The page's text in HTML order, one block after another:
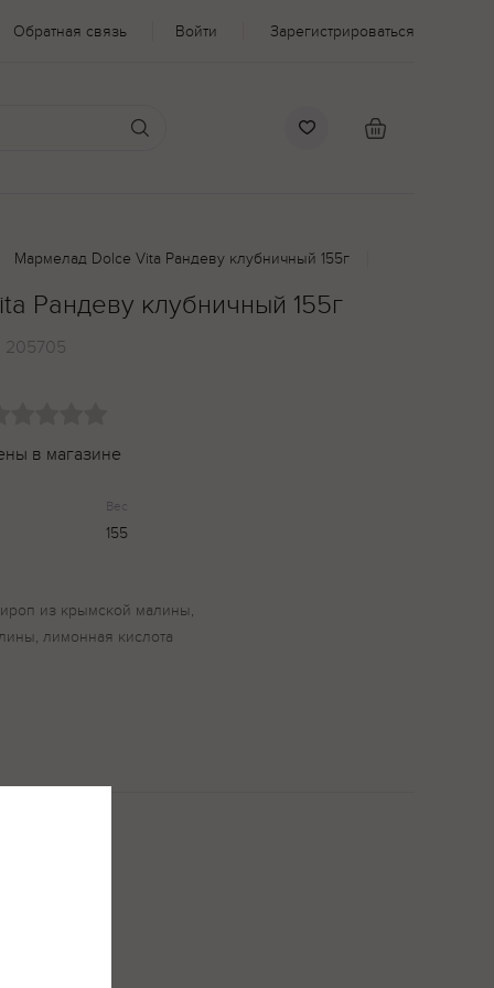
Обратная связь Войти Зарегистрироваться
Мармелад Dolce Vita Рандеву клубничный 155г
Рандеву клубничный 155г
205705
в магазине
Вес
155
из крымской малины,
лимонная кислота